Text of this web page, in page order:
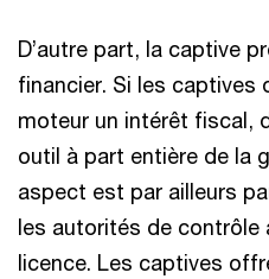
D’autre part, la captive
financier. Si les captives
moteur un intérêt fiscal,
outil à part entière de la
aspect est par ailleurs
les autorités de contrôle
licence. Les captives